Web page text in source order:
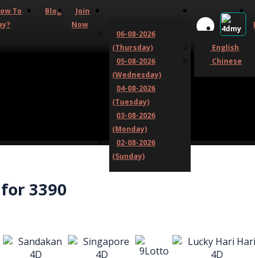
To
Blog
Join
Now
06-08-2026
(Thursday)
05-08-2026
(Wednesday)
04-08-2026
(Tuesday)
03-08-2026
(Monday)
02-08-2026
(Sunday)
English
Chinese
3390